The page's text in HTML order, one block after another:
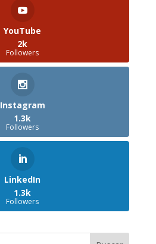
YouTube
2k
Followers
Instagram
1.3k
Followers
LinkedIn
1.3k
Followers